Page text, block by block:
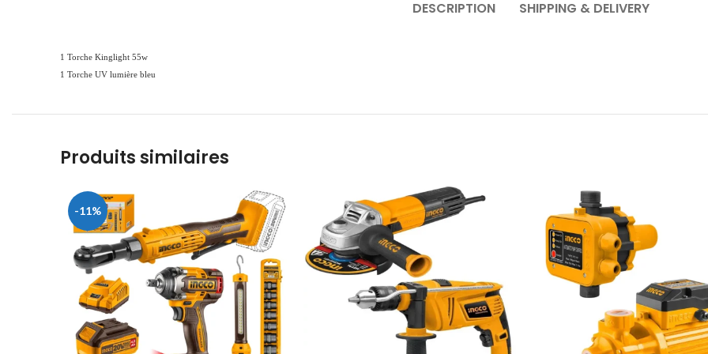
DESCRIPTION SHIPPING & DELIVERY
1 Torche Kinglight 55w
1 Torche UV lumière bleu
Produits similaires
-11%